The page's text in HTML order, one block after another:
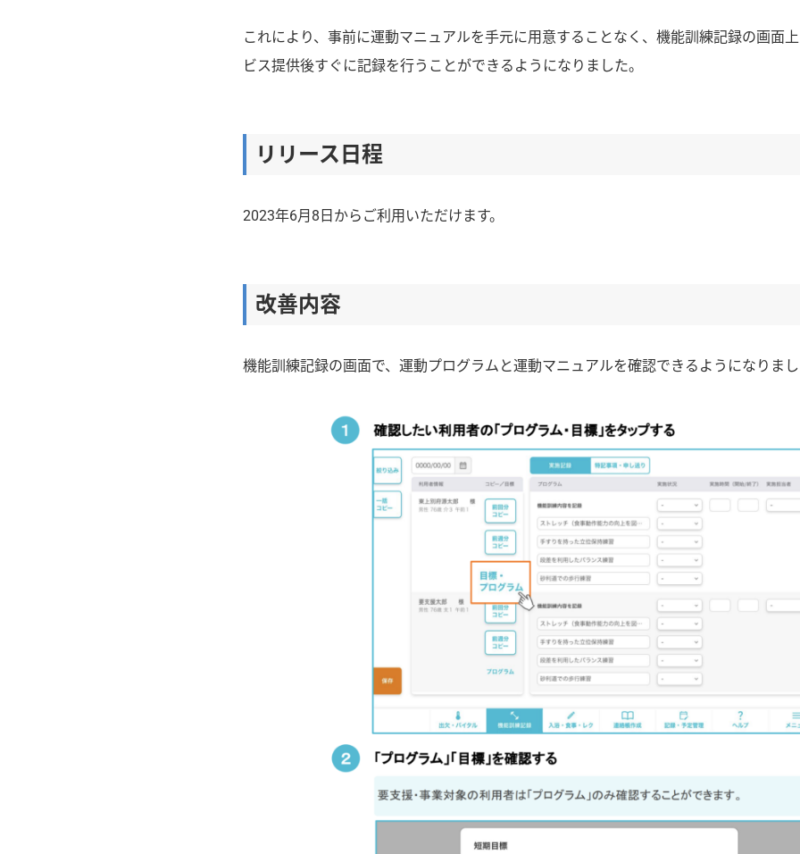
これにより、事前に運動マニュアルを手元に用意することなく、機能訓練記録の画面
ビス提供後すぐに記録を行うことができるようになりました。
リリース日程
2023年6月8日からご利用いただけます。
改善内容
機能訓練記録の画面で、運動プログラムと運動マニュアルを確認できるようになりま